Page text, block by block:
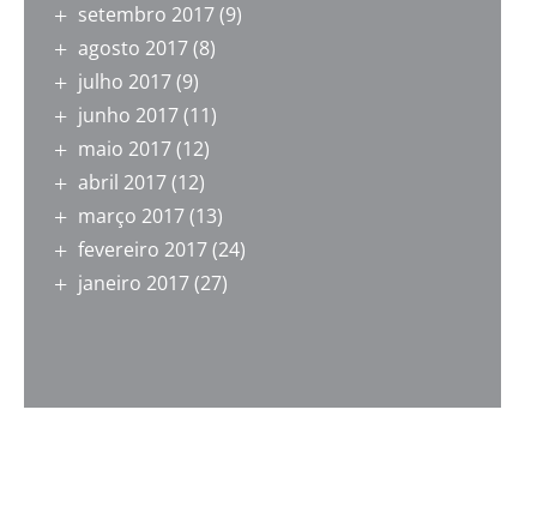
setembro 2017(9)
agosto 2017(8)
julho 2017(9)
junho 2017(11)
maio 2017(12)
abril 2017(12)
março 2017(13)
fevereiro 2017(24)
janeiro 2017(27)